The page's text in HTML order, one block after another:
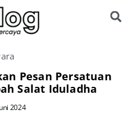
Pesan Persatuan
Salat Iduladha
2024